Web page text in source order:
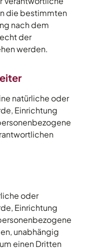
die bestimmten
nach dem
der
werden.
natürliche oder
Einrichtung
oder
Einrichtung
unabhängig
einen Dritten